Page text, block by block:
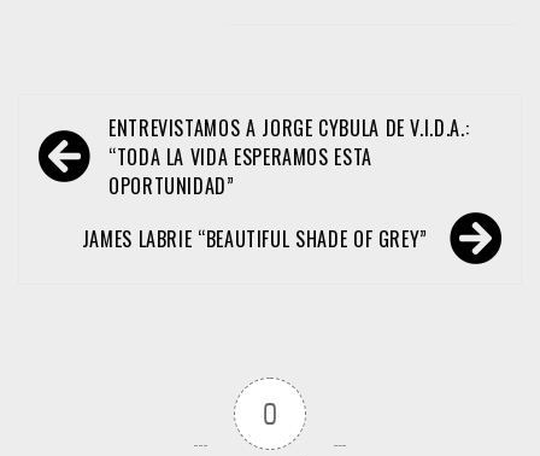
Navegación
de
entradas
ENTREVISTAMOS A JORGE CYBULA DE V.I.D.A.:
“TODA LA VIDA ESPERAMOS ESTA
OPORTUNIDAD”
JAMES LABRIE “BEAUTIFUL SHADE OF GREY”
0